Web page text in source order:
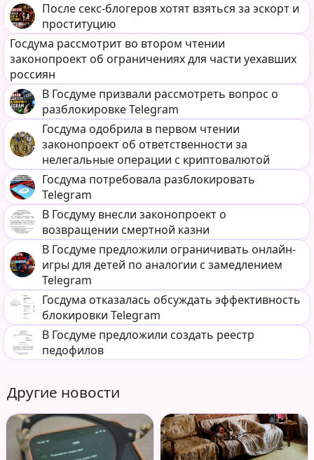
После секс-блогеров хотят взяться за эскорт и
проституцию
Госдума рассмотрит во втором чтении
законопроект об ограничениях для части уехавших
россиян
В Госдуме призвали рассмотреть вопрос о
разблокировке Telegram
Госдума одобрила в первом чтении
законопроект об ответственности за
нелегальные операции с криптовалютой
Госдума потребовала разблокировать
Telegram
В Госдуму внесли законопроект о
возвращении смертной казни
В Госдуме предложили ограничивать онлайн-
игры для детей по аналогии с замедлением
Telegram
Госдума отказалась обсуждать эффективность
блокировки Telegram
В Госдуме предложили создать реестр
педофилов
Другие новости